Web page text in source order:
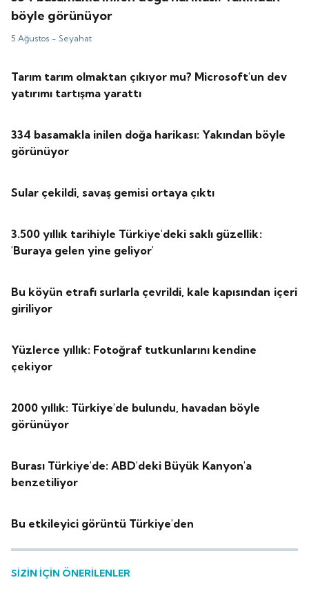
böyle görünüyor
5 Ağustos -Seyahat
Tarım tarım olmaktan çıkıyor mu? Microsoft'un dev
yatırımı tartışma yarattı
334 basamakla inilen doğa harikası: Yakından böyle
görünüyor
Sular çekildi, savaş gemisi ortaya çıktı
3.500 yıllık tarihiyle Türkiye'deki saklı güzellik:
'Buraya gelen yine geliyor'
Bu köyün etrafı surlarla çevrildi, kale kapısından içeri
giriliyor
Yüzlerce yıllık: Fotoğraf tutkunlarını kendine
çekiyor
2000 yıllık: Türkiye'de bulundu, havadan böyle
görünüyor
Burası Türkiye'de: ABD'deki Büyük Kanyon'a
benzetiliyor
Bu etkileyici görüntü Türkiye'den
SİZİN İÇİN ÖNERİLENLER